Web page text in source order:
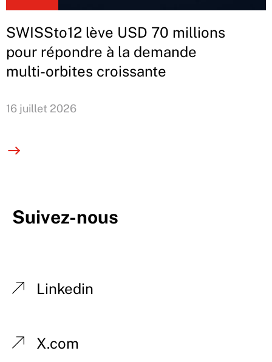
SWISSto12 lève USD 70 millions
pour répondre à la demande
multi-orbites croissante
16 juillet 2026
Suivez-nous
Linkedin
X.com